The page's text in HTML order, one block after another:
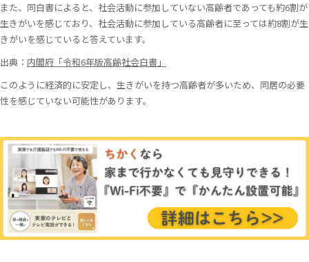
また、同白書によると、社会活動に参加していない高齢者であっても約6割が
生きがいを感じており、社会活動に参加している高齢者に至っては約8割が生
きがいを感じていると答えています。
出典： 内閣府「令和6年版高齢社会白書」
このように経済的に安定し、生きがいを持つ高齢者が多いため、同居の必要
性を感じていない可能性があります。